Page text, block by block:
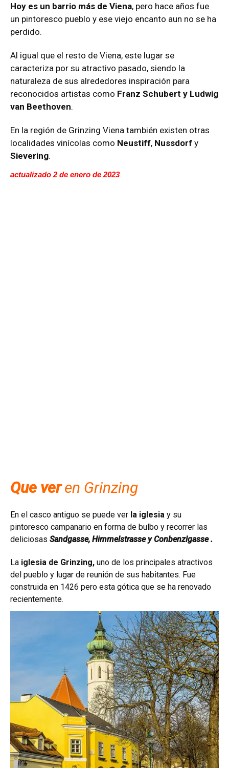
Hoy es un barrio más de Viena, pero hace años fue
un pintoresco pueblo y ese viejo encanto aun no se ha
perdido.
Al igual que el resto de Viena, este lugar se
caracteriza por su atractivo pasado, siendo la
naturaleza de sus alrededores inspiración para
reconocidos artistas como Franz Schubert y Ludwig
van Beethoven.
En la región de Grinzing Viena también existen otras
localidades vinícolas como Neustiff, Nussdorf y
Sievering.
actualizado 2 de enero de 2023
Que veren Grinzing
En el casco antiguo se puede ver la iglesia y su
pintoresco campanario en forma de bulbo y recorrer las
deliciosas Sandgasse, Himmelstrasse y Conbenzlgasse .
La iglesia de Grinzing, uno de los principales atractivos
del pueblo y lugar de reunión de sus habitantes. Fue
construida en 1426 pero esta gótica que se ha renovado
recientemente.